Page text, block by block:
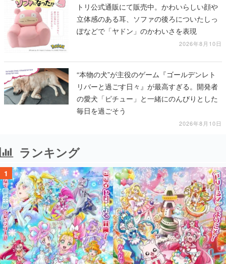
トリ公式通販にて販売中。かわいらしい顔や
立体感のある耳、ソファの後ろについたしっ
ぽなどで「ヤドン」のかわいさを表現
2026年8月10日
“本物の犬”が主役のゲーム『ゴールデンレト
リバーと過ごす日々』が最高すぎる。開発者
の愛犬「ピチュー」と一緒にのんびりとした
毎日を過ごそう
2026年8月10日
ランキング
1